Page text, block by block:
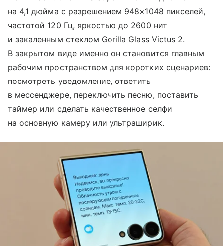
на 4,1 дюйма с разрешением 948×1048 пикселей,
частотой 120 Гц, яркостью до 2600 нит
и закаленным стеклом Gorilla Glass Victus 2.
В закрытом виде именно он становится главным
рабочим пространством для коротких сценариев:
посмотреть уведомление, ответить
в мессенджере, переключить песню, поставить
таймер или сделать качественное селфи
на основную камеру или ультраширик.